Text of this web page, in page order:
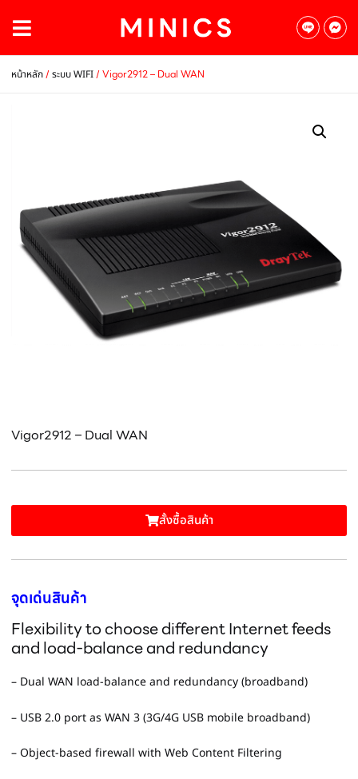
หน้าหลัก/ระบบ WIFI/ Vigor2912 – Dual WAN
Vigor2912 – Dual WAN
สั้งซื้อสินค้า
จุดเด่นสินค้า
Flexibility to choose different Internet feeds
and load-balance and redundancy
– Dual WAN load-balance and redundancy (broadband)
– USB 2.0 port as WAN 3 (3G/4G USB mobile broadband)
– Object-based firewall with Web Content Filtering